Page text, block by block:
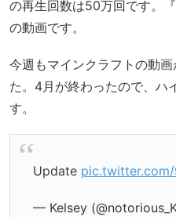
の再生回数は50万回です。
の動画です。
今週もマインクラフトの動
た。4月が終わったので、ハ
す。
Update pic.twitter.com/
— Kelsey